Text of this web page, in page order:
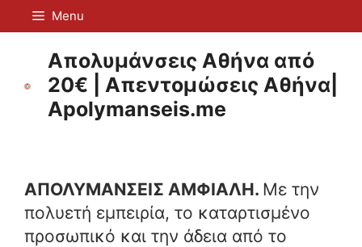
Μετάβαση
σε
περιεχόμενο
Menu
Απολυμάνσεις Αθήνα από
20€ | Απεντομώσεις Αθήνα|
Apolymanseis.me
ΑΠΟΛΥΜΑΝΣΕΙΣ ΑΜΦΙΑΛΗ. Με την
πολυετή εμπειρία, το καταρτισμένο
προσωπικό και την άδεια από το